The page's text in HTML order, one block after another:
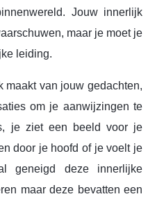
Jouw innerlijk
maar je moet je
leiding.
maakt van jouw gedachten,
om je aanwijzingen te
je ziet een beeld voor je
door je hoofd of je voelt je
geneigd deze innerlijke
maar deze bevatten een